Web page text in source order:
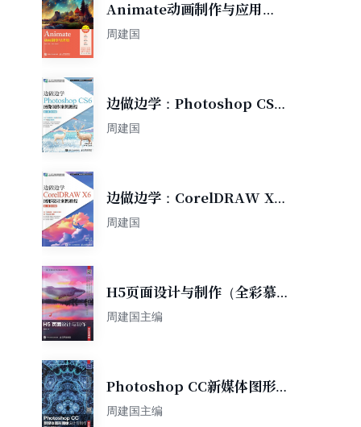
Animate动画制作与应用
（Animate 2020）（微课
周建国
边做边学：Photoshop CS6
图像制作案例教程（第3版）
周建国
边做边学：CorelDRAW X6
图形设计案例教程（第2版）
周建国
H5页面设计与制作（全彩慕课
版）
周建国主编
Photoshop CC新媒体图形图
像设计与制作（全彩慕课版）
周建国主编